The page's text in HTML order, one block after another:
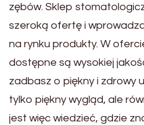
zębów. Sklep
szeroką ofertę i
na rynku produkty. W
dostępne są wysokiej
zadbasz o piękny i zdrowy
tylko piękny wygląd, ale
jest więc wiedzieć, gdzie